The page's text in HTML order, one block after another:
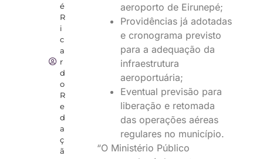
é
R
i
c
a
r
d
o
R
e
d
a
ç
ã
aeroporto de Eirunepé;
Providências já adotadas
e cronograma previsto
para a adequação da
infraestrutura
aeroportuária;
Eventual previsão para
liberação e retomada
das operações aéreas
regulares no município.
“O Ministério Público